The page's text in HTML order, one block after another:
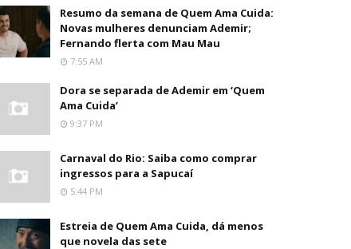
Resumo da semana de Quem Ama Cuida:
Novas mulheres denunciam Ademir;
Fernando flerta com Mau Mau
7:55 AM
Dora se separada de Ademir em ‘Quem
Ama Cuida’
9:37 PM
Carnaval do Rio: Saiba como comprar
ingressos para a Sapucaí
5:44 PM
Estreia de Quem Ama Cuida, dá menos
que novela das sete